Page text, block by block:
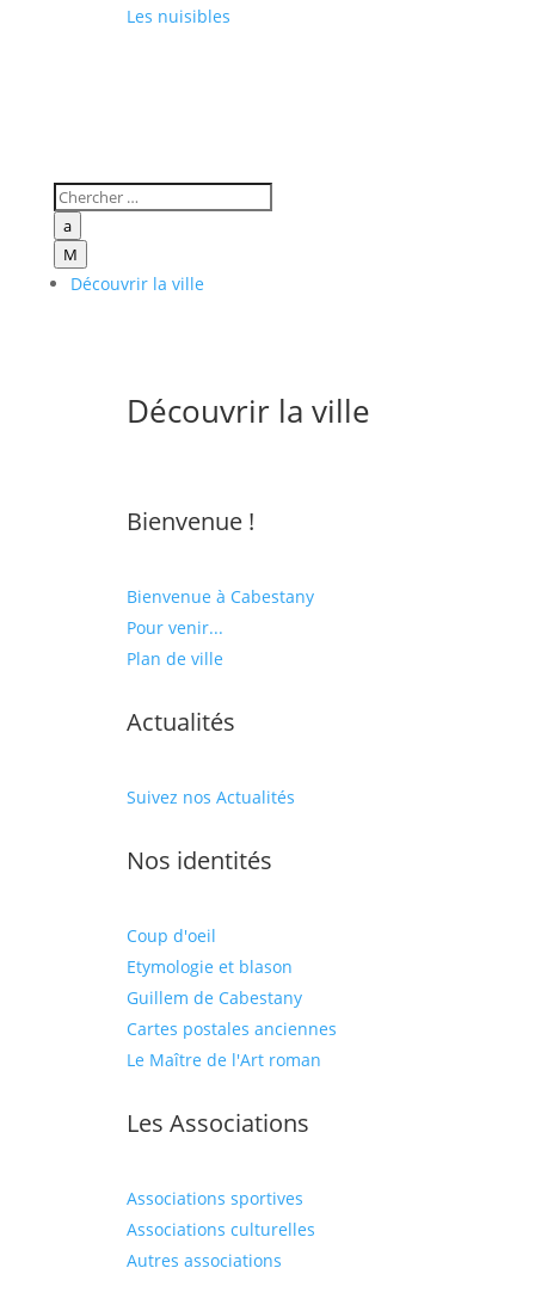
Les nuisibles
a
M
Découvrir la ville
Découvrir la ville
Bienvenue !
Bienvenue à Cabestany
Pour venir...
Plan de ville
Actualités
Suivez nos Actualités
Nos identités
Coup d'oeil
Etymologie et blason
Guillem de Cabestany
Cartes postales anciennes
Le Maître de l'Art roman
Les Associations
Associations sportives
Associations culturelles
Autres associations